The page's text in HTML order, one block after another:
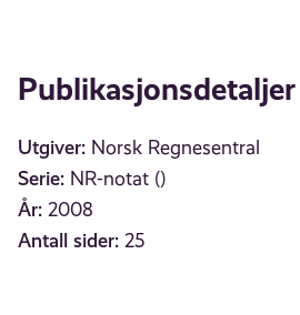
Publikasjonsdetaljer
Utgiver: Norsk Regnesentral
Serie: NR-notat ()
År: 2008
Antall sider: 25